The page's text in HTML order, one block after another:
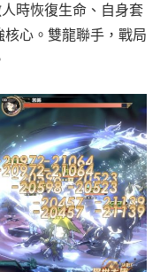
時恢復生命、自身套
心。雙龍聯手，戰局